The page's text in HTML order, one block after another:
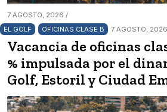
7 AGOSTO, 2026 /
EL GOLF
OFICINAS CLASE B 7 AGOSTO,
Vacancia de oficinas
% impulsada por el
Golf, Estoril y Ciudad